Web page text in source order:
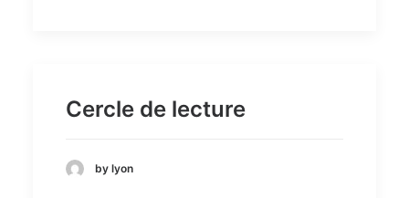
Cercle de lecture
by lyon